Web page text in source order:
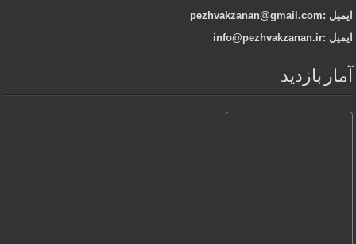
ایمیل :pezhvakzanan@gmail.com
ایمیل :info@pezhvakzanan.ir
آمار بازدید